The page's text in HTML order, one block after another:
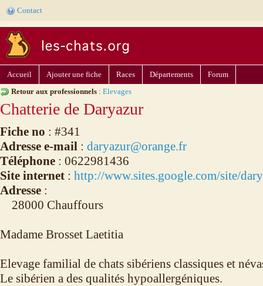
Contact
Accueil Ajouter une fiche Races Départements
Forum
Retour aux professionnels : Elevages
Chatterie de Daryazur
Fiche no : #341
Adresse e-mail : daryazur@orange.fr
Téléphone : 0622981436
Site internet : http://www.sites.google.com/site/
Adresse :
28000 Chauffours
Madame Brosset Laetitia
Elevage familial de chats sibériens classiques et
Le sibérien a des qualités hypoallergéniques.